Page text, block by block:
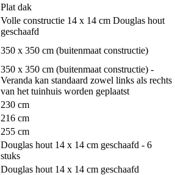
Plat dak
Volle constructie 14 x 14 cm Douglas hout
geschaafd
350 x 350 cm (buitenmaat constructie)
350 x 350 cm (buitenmaat constructie) -
Veranda kan standaard zowel links als rechts
van het tuinhuis worden geplaatst
230 cm
216 cm
255 cm
Douglas hout 14 x 14 cm geschaafd - 6
stuks
Douglas hout 14 x 14 cm geschaafd